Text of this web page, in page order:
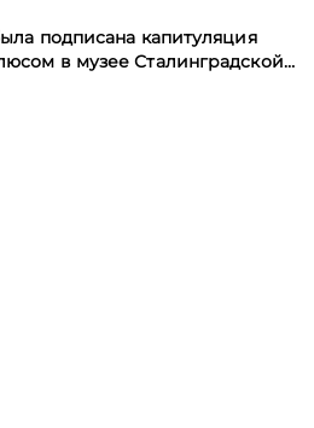
подписана капитуляция
в музее Сталинградской